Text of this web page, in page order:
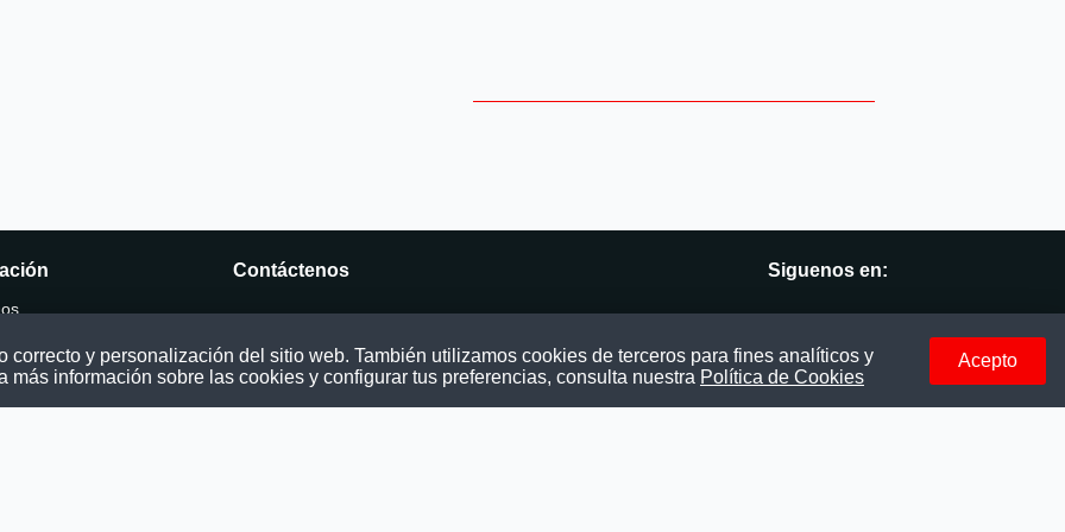
Contáctenos
contacto@convocatoriasdetrabajo.com
Siguenos en:
Instagram
y personalización del sitio web. También utilizamos cookies de terceros para fines analíticos y
información sobre las cookies y configurar tus preferencias, consulta nuestra Política de Cookies
Acepto